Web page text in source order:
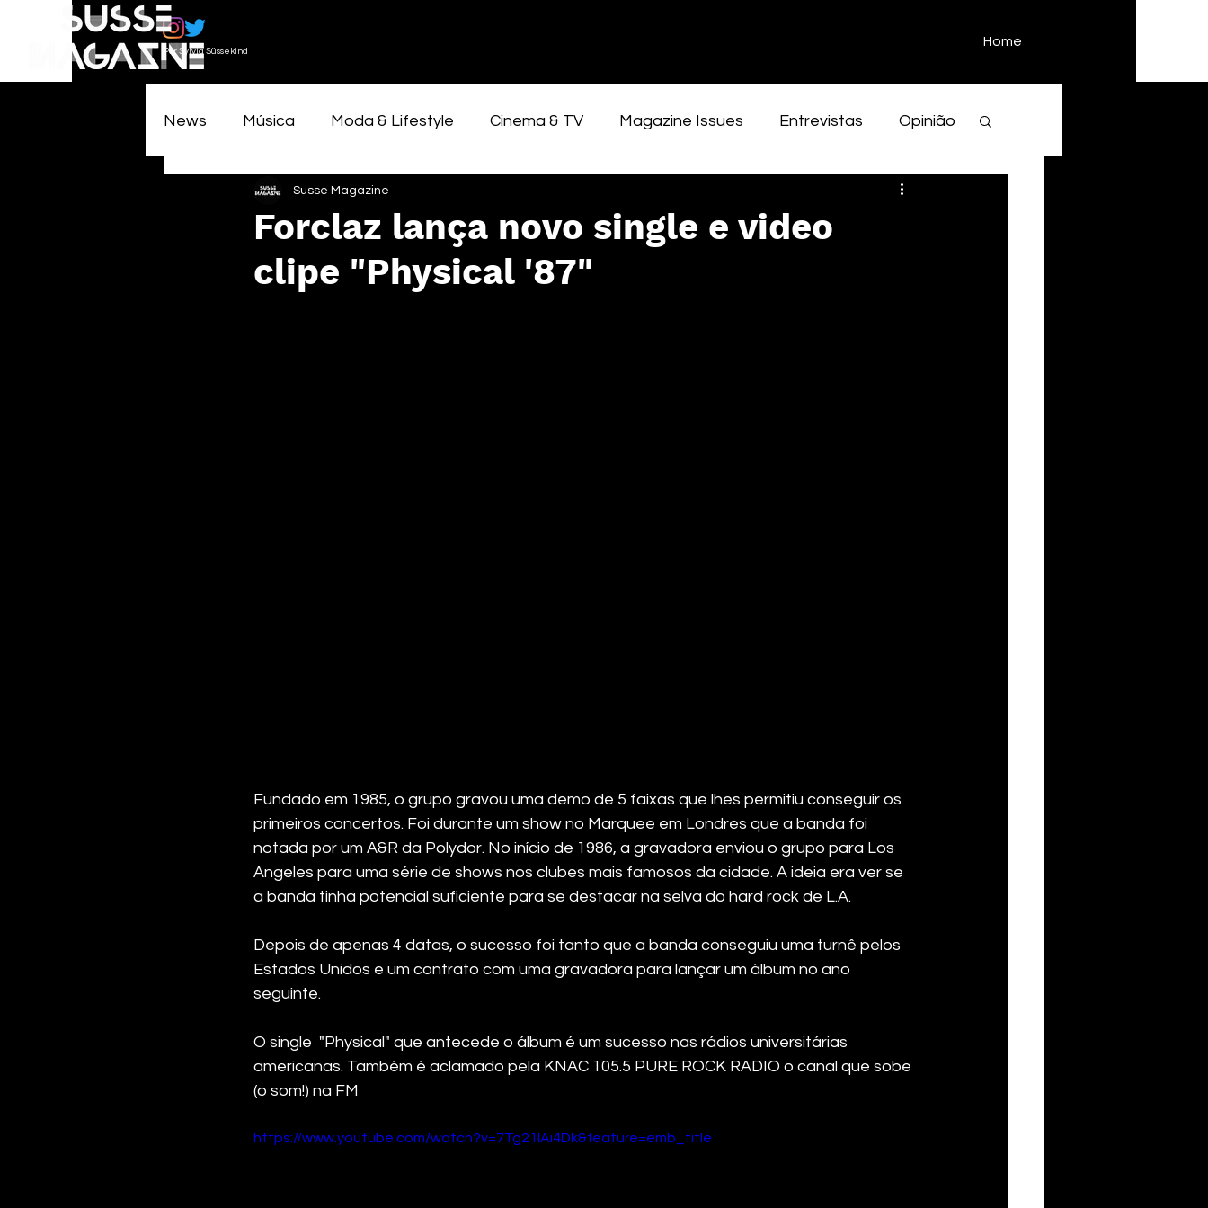
Por Sylvia Süssekind
Home
News Música Moda & Lifestyle Cinema & TV Magazine Issues Entrevistas Opinião
Forclaz lança novo single e video
clipe "Physical '87"
Susse Magazine
Fundado em 1985, o grupo gravou uma demo de 5 faixas que lhes permitiu conseguir os
primeiros concertos. Foi durante um show no Marquee em Londres que a banda foi
notada por um A&R da Polydor. No início de 1986, a gravadora enviou o grupo para Los
Angeles para uma série de shows nos clubes mais famosos da cidade. A ideia era ver se
a banda tinha potencial suficiente para se destacar na selva do hard rock de L.A.
Depois de apenas 4 datas, o sucesso foi tanto que a banda conseguiu uma turnê pelos
Estados Unidos e um contrato com uma gravadora para lançar um álbum no ano
seguinte.
O single  "Physical" que antecede o álbum é um sucesso nas rádios universitárias
americanas. Também é aclamado pela KNAC 105.5 PURE ROCK RADIO o canal que sobe
(o som!) na FM
https://www.youtube.com/watch?v=7Tg21IAi4Dk&feature=emb_title